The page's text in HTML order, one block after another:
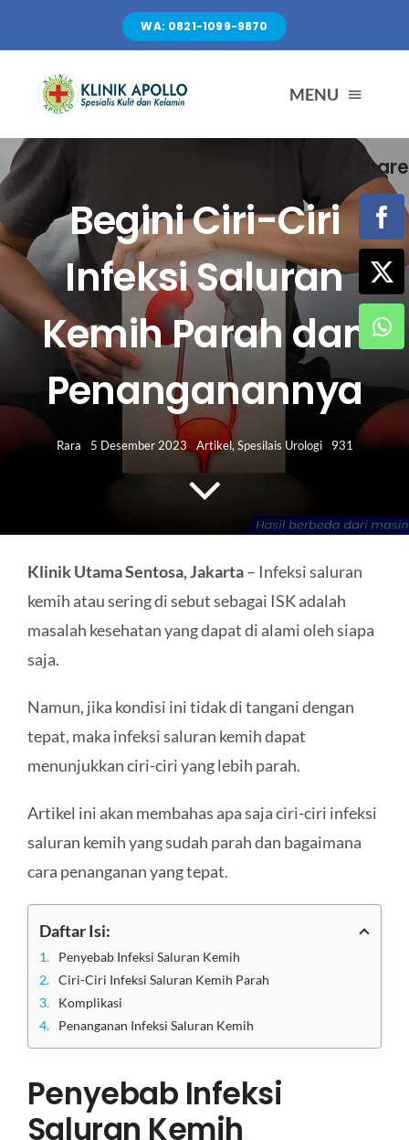
content
WA: 0821-1099-9870
MENU
LAYANAN
FASILITAS
ARTIKEL
HUBUNGI KAMI
Begini Ciri-Ciri
Infeksi Saluran
Kemih Parah dan
Penanganannya
Rara 5 Desember 2023 Artikel,Spesilais Urologi 931
Klinik Utama Sentosa, Jakarta– Infeksi saluran
kemih atau sering di sebut sebagai ISK adalah
masalah kesehatan yang dapat di alami oleh siapa
saja.
Namun, jika kondisi ini tidak di tangani dengan
tepat, maka infeksi saluran kemih dapat
menunjukkan ciri-ciri yang lebih parah.
Artikel ini akan membahas apa saja ciri-ciri infeksi
saluran kemih yang sudah parah dan bagaimana
cara penanganan yang tepat.
Daftar Isi:
Penyebab Infeksi Saluran Kemih
Ciri-Ciri Infeksi Saluran Kemih Parah
Komplikasi
Penanganan Infeksi Saluran Kemih
Penyebab Infeksi
Saluran Kemih
Share